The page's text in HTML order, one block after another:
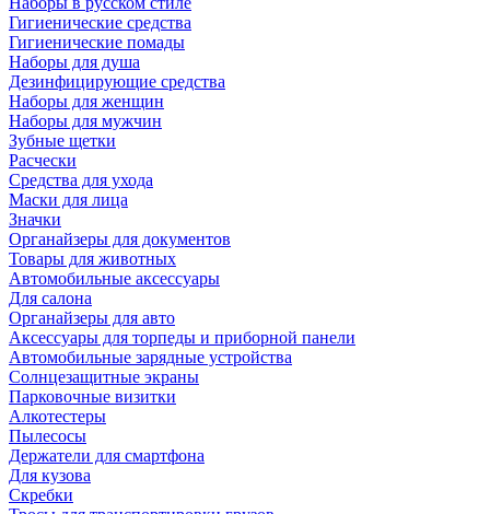
Гигиенические средства
Гигиенические помады
Наборы для душа
Дезинфицирующие средства
Наборы для женщин
Наборы для мужчин
Зубные щетки
Расчески
Средства для ухода
Маски для лица
Значки
Органайзеры для документов
Товары для животных
Автомобильные аксессуары
Для салона
Органайзеры для авто
Аксессуары для торпеды и приборной панели
Автомобильные зарядные устройства
Солнцезащитные экраны
Парковочные визитки
Алкотестеры
Пылесосы
Держатели для смартфона
Для кузова
Скребки